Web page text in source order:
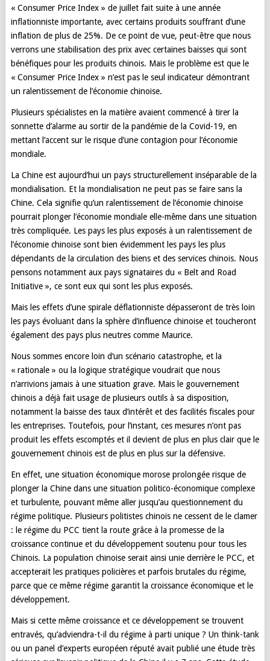
« Consumer Price Index » de juillet fait suite à une année
inflationniste importante, avec certains produits souffrant d’une
inflation de plus de 25%. De ce point de vue, peut-être que nous
verrons une stabilisation des prix avec certaines baisses qui sont
bénéfiques pour les produits chinois. Mais le problème est que le
« Consumer Price Index » n’est pas le seul indicateur démontrant
un ralentissement de l’économie chinoise.
Plusieurs spécialistes en la matière avaient commencé à tirer la
sonnette d’alarme au sortir de la pandémie de la Covid-19, en
mettant l’accent sur le risque d’une contagion pour l’économie
mondiale.
La Chine est aujourd’hui un pays structurellement inséparable de la
mondialisation. Et la mondialisation ne peut pas se faire sans la
Chine. Cela signifie qu’un ralentissement de l’économie chinoise
pourrait plonger l’économie mondiale elle-même dans une situation
très compliquée. Les pays les plus exposés à un ralentissement de
l’économie chinoise sont bien évidemment les pays les plus
dépendants de la circulation des biens et des services chinois. Nous
pensons notamment aux pays signataires du « Belt and Road
Initiative », ce sont eux qui sont les plus exposés.
Mais les effets d’une spirale déflationniste dépasseront de très loin
les pays évoluant dans la sphère d’influence chinoise et toucheront
également des pays plus neutres comme Maurice.
Nous sommes encore loin d’un scénario catastrophe, et la
« rationale » ou la logique stratégique voudrait que nous
n’arrivions jamais à une situation grave. Mais le gouvernement
chinois a déjà fait usage de plusieurs outils à sa disposition,
notamment la baisse des taux d’intérêt et des facilités fiscales pour
les entreprises. Toutefois, pour l’instant, ces mesures n’ont pas
produit les effets escomptés et il devient de plus en plus clair que le
gouvernement chinois est de plus en plus sur la défensive.
En effet, une situation économique morose prolongée risque de
plonger la Chine dans une situation politico-économique complexe
et turbulente, pouvant même aller jusqu’au questionnement du
régime politique. Plusieurs politistes chinois ne cessent de le clamer
: le régime du PCC tient la route grâce à la promesse de la
croissance continue et du développement soutenu pour tous les
Chinois. La population chinoise serait ainsi unie derrière le PCC, et
accepterait les pratiques policières et parfois brutales du régime,
parce que ce même régime garantit la croissance économique et le
développement.
Mais si cette même croissance et ce développement se trouvent
entravés, qu’adviendra-t-il du régime à parti unique ? Un think-tank
ou un panel d’experts européen réputé avait publié une étude très